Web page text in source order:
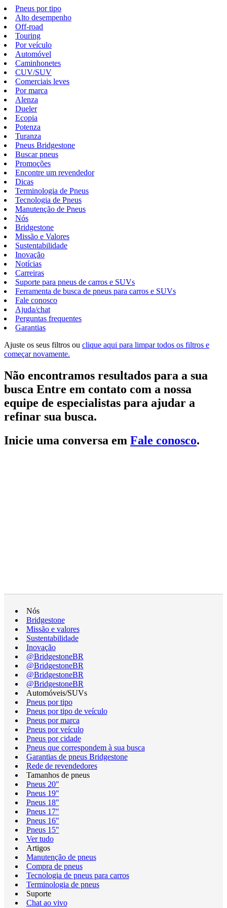
Pneus por tipo
Alto desempenho
Off-road
Touring
Por veículo
Automóvel
Caminhonetes
CUV/SUV
Comerciais leves
Por marca
Alenza
Dueler
Ecopia
Potenza
Turanza
Pneus Bridgestone
Buscar pneus
Promoções
Encontre um revendedor
Dicas
Terminologia de Pneus
Tecnologia de Pneus
Manutenção de Pneus
Nós
Bridgestone
Missão e Valores
Sustentabilidade
Inovação
Notícias
Carreiras
Suporte para pneus de carros e SUVs
Ferramenta de busca de pneus para carros e SUVs
Fale conosco
Ajuda/chat
Perguntas frequentes
Garantias
Ajuste os seus filtros ou clique aqui para limpar todos os filtros e
começar novamente.
Não encontramos resultados para a sua
busca Entre em contato com a nossa
equipe de especialistas para ajudar a
refinar sua busca.
Inicie uma conversa em Fale conosco.
Nós
Bridgestone
Missão e valores
Sustentabilidade
Inovação
@BridgestoneBR
@BridgestoneBR
@BridgestoneBR
@BridgestoneBR
Automóveis/SUVs
Pneus por tipo
Pneus por tipo de veículo
Pneus por marca
Pneus por veículo
Pneus por cidade
Pneus que correspondem à sua busca
Garantias de pneus Bridgestone
Rede de revendedores
Tamanhos de pneus
Pneus 20"
Pneus 19"
Pneus 18"
Pneus 17"
Pneus 16"
Pneus 15"
Ver tudo
Artigos
Manutenção de pneus
Compra de pneus
Tecnologia de pneus para carros
Terminologia de pneus
Suporte
Chat ao vivo